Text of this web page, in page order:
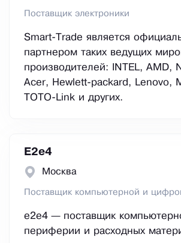
Поставщик электроники
Smart-Trade является
партнером таких ведущих
производителей: INTEL, AMD,
Acer, Hewlett-packard, Lenovo,
TOTO-Link и других.
E2е4
Москва
Поставщик компьютерной и
e2e4 — поставщик
периферии и расходных